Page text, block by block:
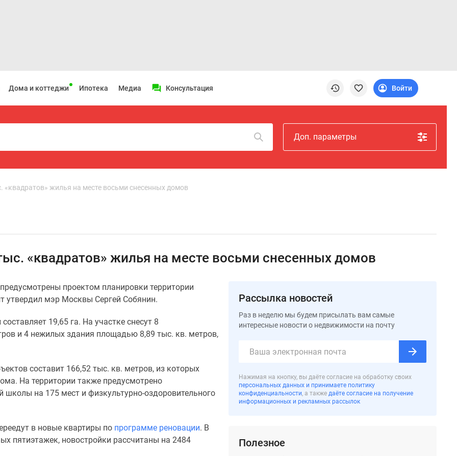
Дома и коттеджи Ипотека Медиа Консультация Войти
Доп. параметры
«квадратов» жилья на месте восьми снесенных домов
«квадратов» жилья на месте восьми снесенных домов
проектом планировки территории
утвердил мэр Москвы Сергей Собянин.
19,65 га. На участке снесут 8
и 4 нежилых здания площадью 8,89 тыс. кв. метров,
составит 166,52 тыс. кв. метров, из которых
На территории также предусмотрено
школы на 175 мест и физкультурно-оздоровительного
в новые квартиры по программе реновации. В
пятиэтажек, новостройки рассчитаны на 2484
Рассылка новостей
Раз в неделю мы будем присылать вам самые
интересные новости о недвижимости на почту
Нажимая на кнопку, вы даёте согласие на обработку своих
персональных данных и принимаете политику
конфиденциальности, а также даёте согласие на получение
информационных и рекламных рассылок
Полезное